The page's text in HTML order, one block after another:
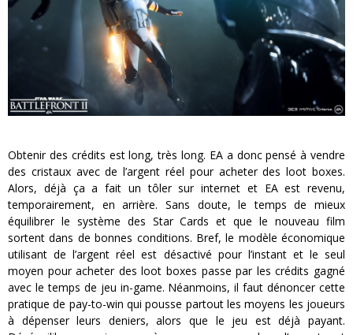
Obtenir des crédits est long, très long. EA a donc pensé à vendre
des cristaux avec de l’argent réel pour acheter des loot boxes.
Alors, déjà ça a fait un tôler sur internet et EA est revenu,
temporairement, en arrière. Sans doute, le temps de mieux
équilibrer le système des Star Cards et que le nouveau film
sortent dans de bonnes conditions. Bref, le modèle économique
utilisant de l’argent réel est désactivé pour l’instant et le seul
moyen pour acheter des loot boxes passe par les crédits gagné
avec le temps de jeu in-game. Néanmoins, il faut dénoncer cette
pratique de pay-to-win qui pousse partout les moyens les joueurs
à dépenser leurs deniers, alors que le jeu est déjà payant.